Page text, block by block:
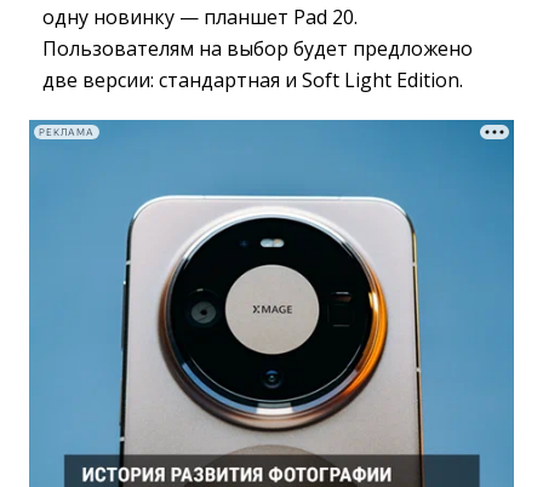
одну новинку — планшет Pad 20.
Пользователям на выбор будет предложено
две версии: стандартная и Soft Light Edition.
РЕКЛАМА